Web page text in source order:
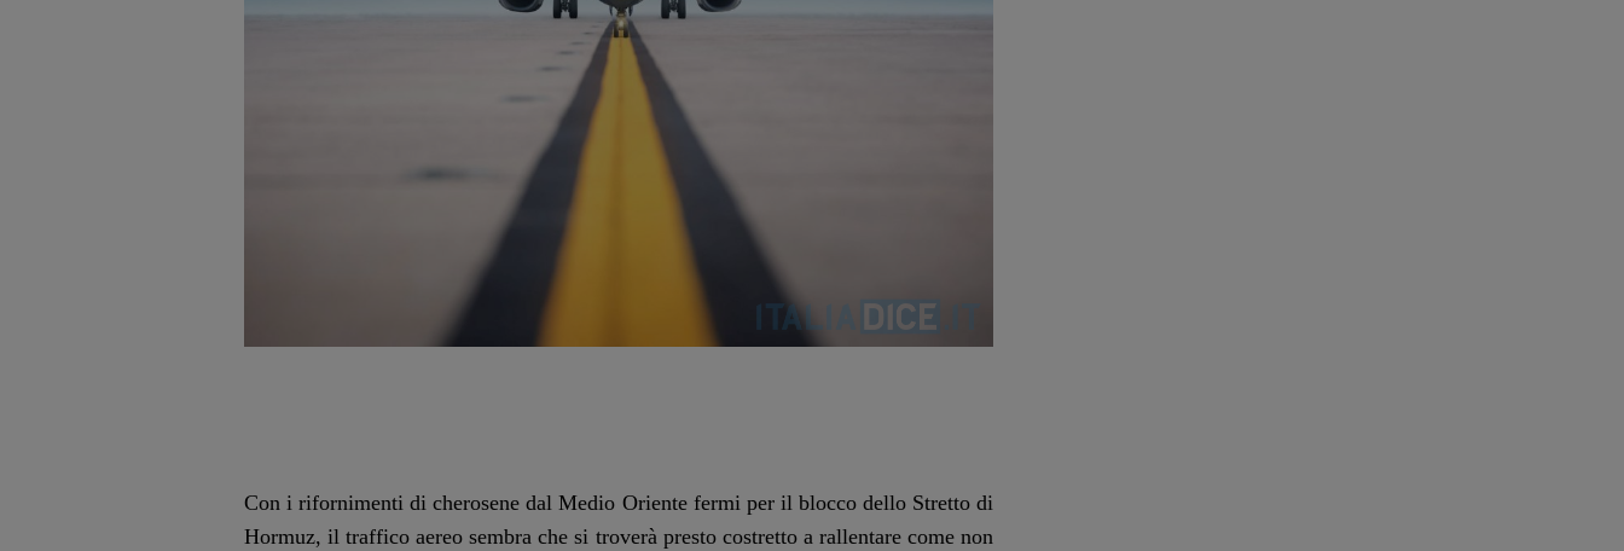
Con i rifornimenti di cherosene dal Medio Oriente fermi per il blocco dello Stretto di
Hormuz, il traffico aereo sembra che si troverà presto costretto a rallentare come non